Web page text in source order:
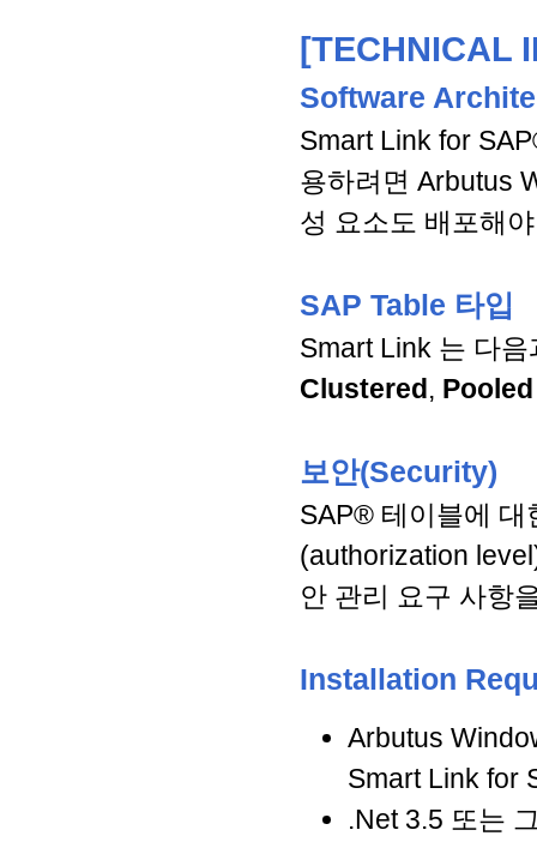
[TECHNICAL
Software
Smart Link for
용하려면 Arbutus
성 요소도 배포해
SAP Table 타입
Smart Link 는 다
Clustered, Pooled
보안(Security)
SAP® 테이블에 대
(authorization
안 관리 요구 사항
Installation
Arbutus
Smart Link for
.Net 3.5 또는